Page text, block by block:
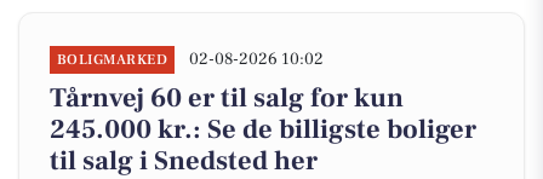
BOLIGMARKED 02-08-2026 10:02
Tårnvej 60 er til salg for kun
245.000 kr.: Se de billigste boliger
til salg i Snedsted her